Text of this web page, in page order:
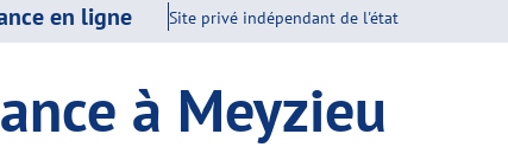
en ligne Site privé indépendant de l'état
à Meyzieu